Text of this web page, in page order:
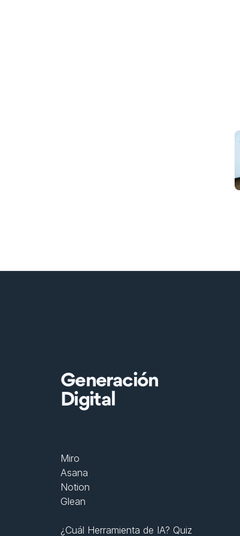
Generación
Digital
Miro
Asana
Notion
Glean
¿Cuál Herramienta de IA? Quiz